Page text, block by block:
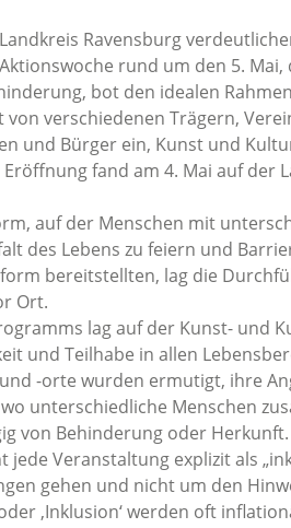
Ravensburg
rund um den 5.
bot den idealen
verschiedenen Trägern,
und Bürger ein, Kunst und
fand am 4. Mai auf der
auf der Menschen mit
des Lebens zu feiern und
bereitstellten, lag die
Ort.
lag auf der Kunst- und
und Teilhabe in allen
-orte wurden ermutigt, ihre
unterschiedliche Menschen
von Behinderung oder Herkunft.
Veranstaltung explizit als
gehen und nicht um den
‚Inklusion‘ werden oft